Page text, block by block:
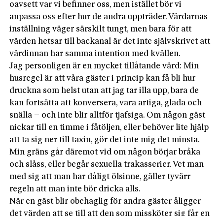
oavsett var vi befinner oss, men istället bör vi
anpassa oss efter hur de andra uppträder. Värdarnas
inställning väger särskilt tungt, men bara för att
värden hetsar till backanal är det inte självskrivet att
värdinnan har samma intention med kvällen.
Jag personligen är en mycket tillåtande värd: Min
husregel är att våra gäster i princip kan få bli hur
druckna som helst utan att jag tar illa upp, bara de
kan fortsätta att konversera, vara artiga, glada och
snälla – och inte blir alltför tjafsiga. Om någon gäst
nickar till en timme i fåtöljen, eller behöver lite hjälp
att ta sig ner till taxin, gör det inte mig det minsta.
Min gräns går däremot vid om någon börjar bråka
och slåss, eller begår sexuella trakasserier. Vet man
med sig att man har dåligt ölsinne, gäller tyvärr
regeln att man inte bör dricka alls.
När en gäst blir obehaglig för andra gäster åligger
det värden att se till att den som missköter sig får en